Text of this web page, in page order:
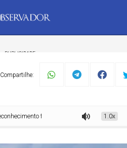
PUBLICIDADE
Compartilhe:
facial para facilitar embarque em1.0x